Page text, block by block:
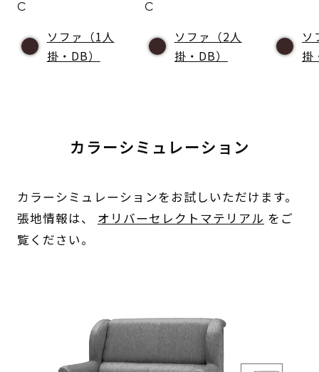
C
ソファ（1人
掛・DB）
C
ソファ（2人
掛・DB）
ソ
掛
カラーシミュレーション
カラーシミュレーションをお試しいただけます。
張地情報は、 オリバーセレクトマテリアル をご
覧ください。